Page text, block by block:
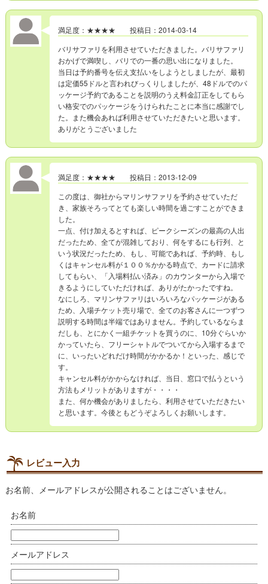
満足度：★★★★ 投稿日：2014-03-14
バリサファリを利用させていただきました。バリサファリ
おかげで満喫し、バリでの一番の思い出になりました。
当日は予約番号を伝え支払いをしようとしましたが、最初
は定価55ドルと言われびっくりしましたが、48ドルでのパ
ッケージ予約であることを説明のうえ料金訂正をしてもら
い格安でのパッケージをうけられたことに本当に感謝でし
た。また機会あれば利用させていただきたいと思います。
ありがとうございました
満足度：★★★★ 投稿日：2013-12-09
この度は、御社からマリンサファリを予約させていただ
き、家族そろってとても楽しい時間を過ごすことができま
した。
一点、付け加えるとすれば、ピークシーズンの最高の人出
だったため、全てが混雑しており、何をするにも行列、と
いう状況だったため、もし、可能であれば、予約時、もし
くはキャンセル料が１００％かかる時点で、カードに請求
してもらい、「入場料払い済み」のカウンターから入場で
きるようにしていただければ、ありがたかったですね。
なにしろ、マリンサファリはいろいろなパッケージがある
ため、入場チケット売り場で、全てのお客さんに一つずつ
説明する時間は半端ではありません。予約しているならま
だしも、とにかく一組チケットを買うのに、10分ぐらいか
かっていたら、フリーシャトルでついてから入場するまで
に、いったいどれだけ時間がかかるか！といった、感じで
す。
キャンセル料がかからなければ、当日、窓口で払うという
方法もメリットがありますが・・・・
また、何か機会がありましたら、利用させていただきたい
と思います。今後ともどうぞよろしくお願いします。
レビュー入力
お名前、メールアドレスが公開されることはございません。
お名前
メールアドレス